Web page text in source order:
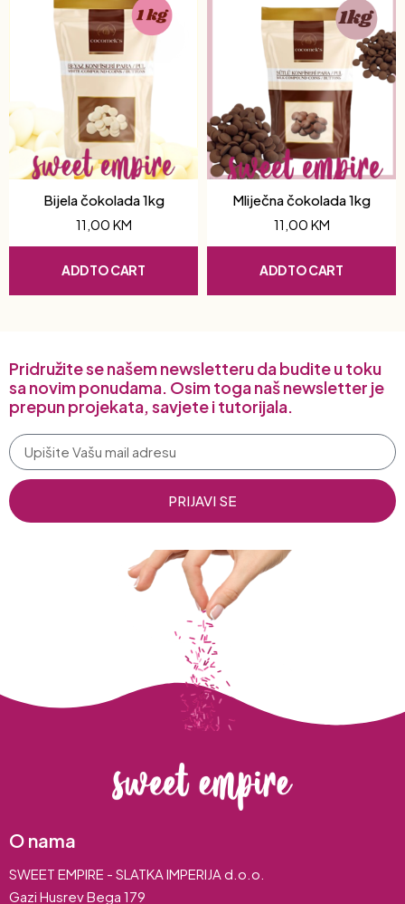
Bijela čokolada 1kg
11,00 KM
ADD TO CART
Mliječna čokolada 1kg
11,00 KM
ADD TO CART
Pridružite se našem newsletteru da budite u toku
sa novim ponudama. Osim toga naš newsletter je
prepun projekata, savjete i tutorijala.
PRIJAVI SE
O nama
SWEET EMPIRE - SLATKA IMPERIJA d.o.o.
Gazi Husrev Bega 179